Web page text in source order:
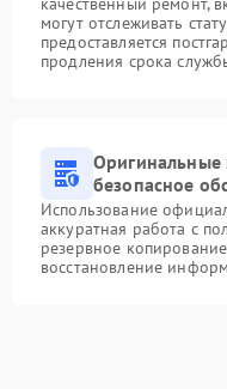
могут отслеживать
предоставляется
продления срока
безопасное
Использование
аккуратная работа с
резервное
восстановление